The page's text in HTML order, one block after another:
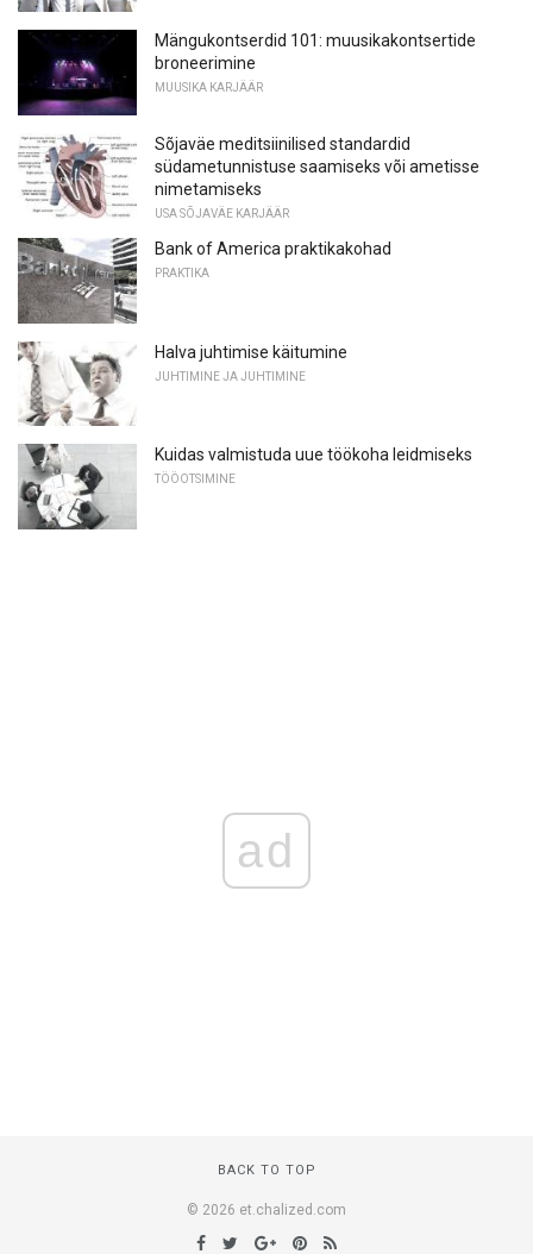
Mängukontserdid 101: muusikakontsertide
broneerimine
MUUSIKA KARJÄÄR
Sõjaväe meditsiinilised standardid
südametunnistuse saamiseks või ametisse
nimetamiseks
USA SÕJAVÄE KARJÄÄR
Bank of America praktikakohad
PRAKTIKA
Halva juhtimise käitumine
JUHTIMINE JA JUHTIMINE
Kuidas valmistuda uue töökoha leidmiseks
TÖÖOTSIMINE
ad
BACK TO TOP
© 2026 et.chalized.com